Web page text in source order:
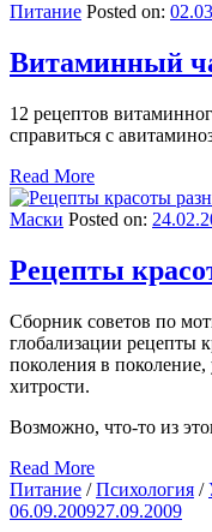
Питание Posted on:
Витаминный
12 рецептов
справиться с
Read More
Маски Posted on:
Рецепты
Сборник советов по
глобализации рецепты
поколения в
хитрости.
Возможно, что-то из
Read More
Питание /Психология /
06.09.200927.09.2009